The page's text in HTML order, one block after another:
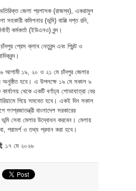
জেলা প্রশাসক (রাজস্ব), একরামুল
সহকারী কমিশনার (ভূমি) বাপ্পি দপ্ত রনি,
কর্মকর্তা (ইউএনও) বৃন্দ।
প্রেস ক্লাব নেতৃবৃন্দ এবং প্রিন্ট ও
আগামী ১৯, ২০ ও ২১ মে চাঁদপুর জেলার
অনুষ্ঠিত হবে। এ উপলক্ষে ১৯ মে সকাল ৯
থেকে একটি বর্ণাঢ্য শোভাযাত্রা বের
গিয়ে সমবেত হবে। একই দিন সকাল
গণপ্রজাতন্ত্রী বাংলাদেশ সরকারের
ভূমি সেবা মেলার উদ্বোধন করবেন। মেলায়
পরামর্শ ও তথ্য প্রদান করা হবে।
১৭ মে ২০২৬